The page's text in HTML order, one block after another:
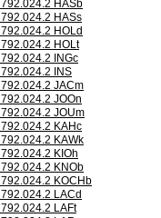
792.024.2 HASb
792.024.2 HASs
792.024.2 HOLd
792.024.2 HOLt
792.024.2 INGc
792.024.2 INS
792.024.2 JACm
792.024.2 JOOn
792.024.2 JOUm
792.024.2 KAHc
792.024.2 KAWk
792.024.2 KIOh
792.024.2 KNOb
792.024.2 KOCHb
792.024.2 LACd
792.024.2 LAFt